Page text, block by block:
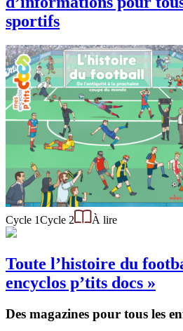
sportifs
Cycle 1Cycle 2 À lire
Toute l’histoire du
encyclos p’tits docs »
Des magazines pour tous les